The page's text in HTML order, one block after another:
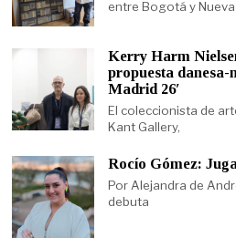
entre Bogotá y
Kerry Harm
propuesta
Madrid 26′
El coleccionista de
Kant Gallery,
Rocío Gómez:
Por Alejandra de
debuta